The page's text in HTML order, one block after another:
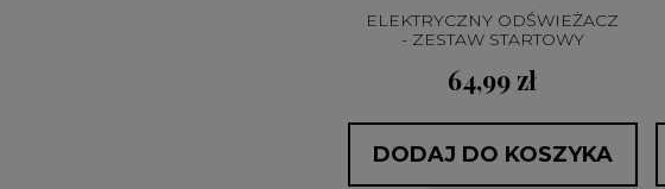
ELEKTRYCZNY ODŚWIEŻACZ
- ZESTAW STARTOWY
64,99 zł
DODAJ DO KOSZYKA